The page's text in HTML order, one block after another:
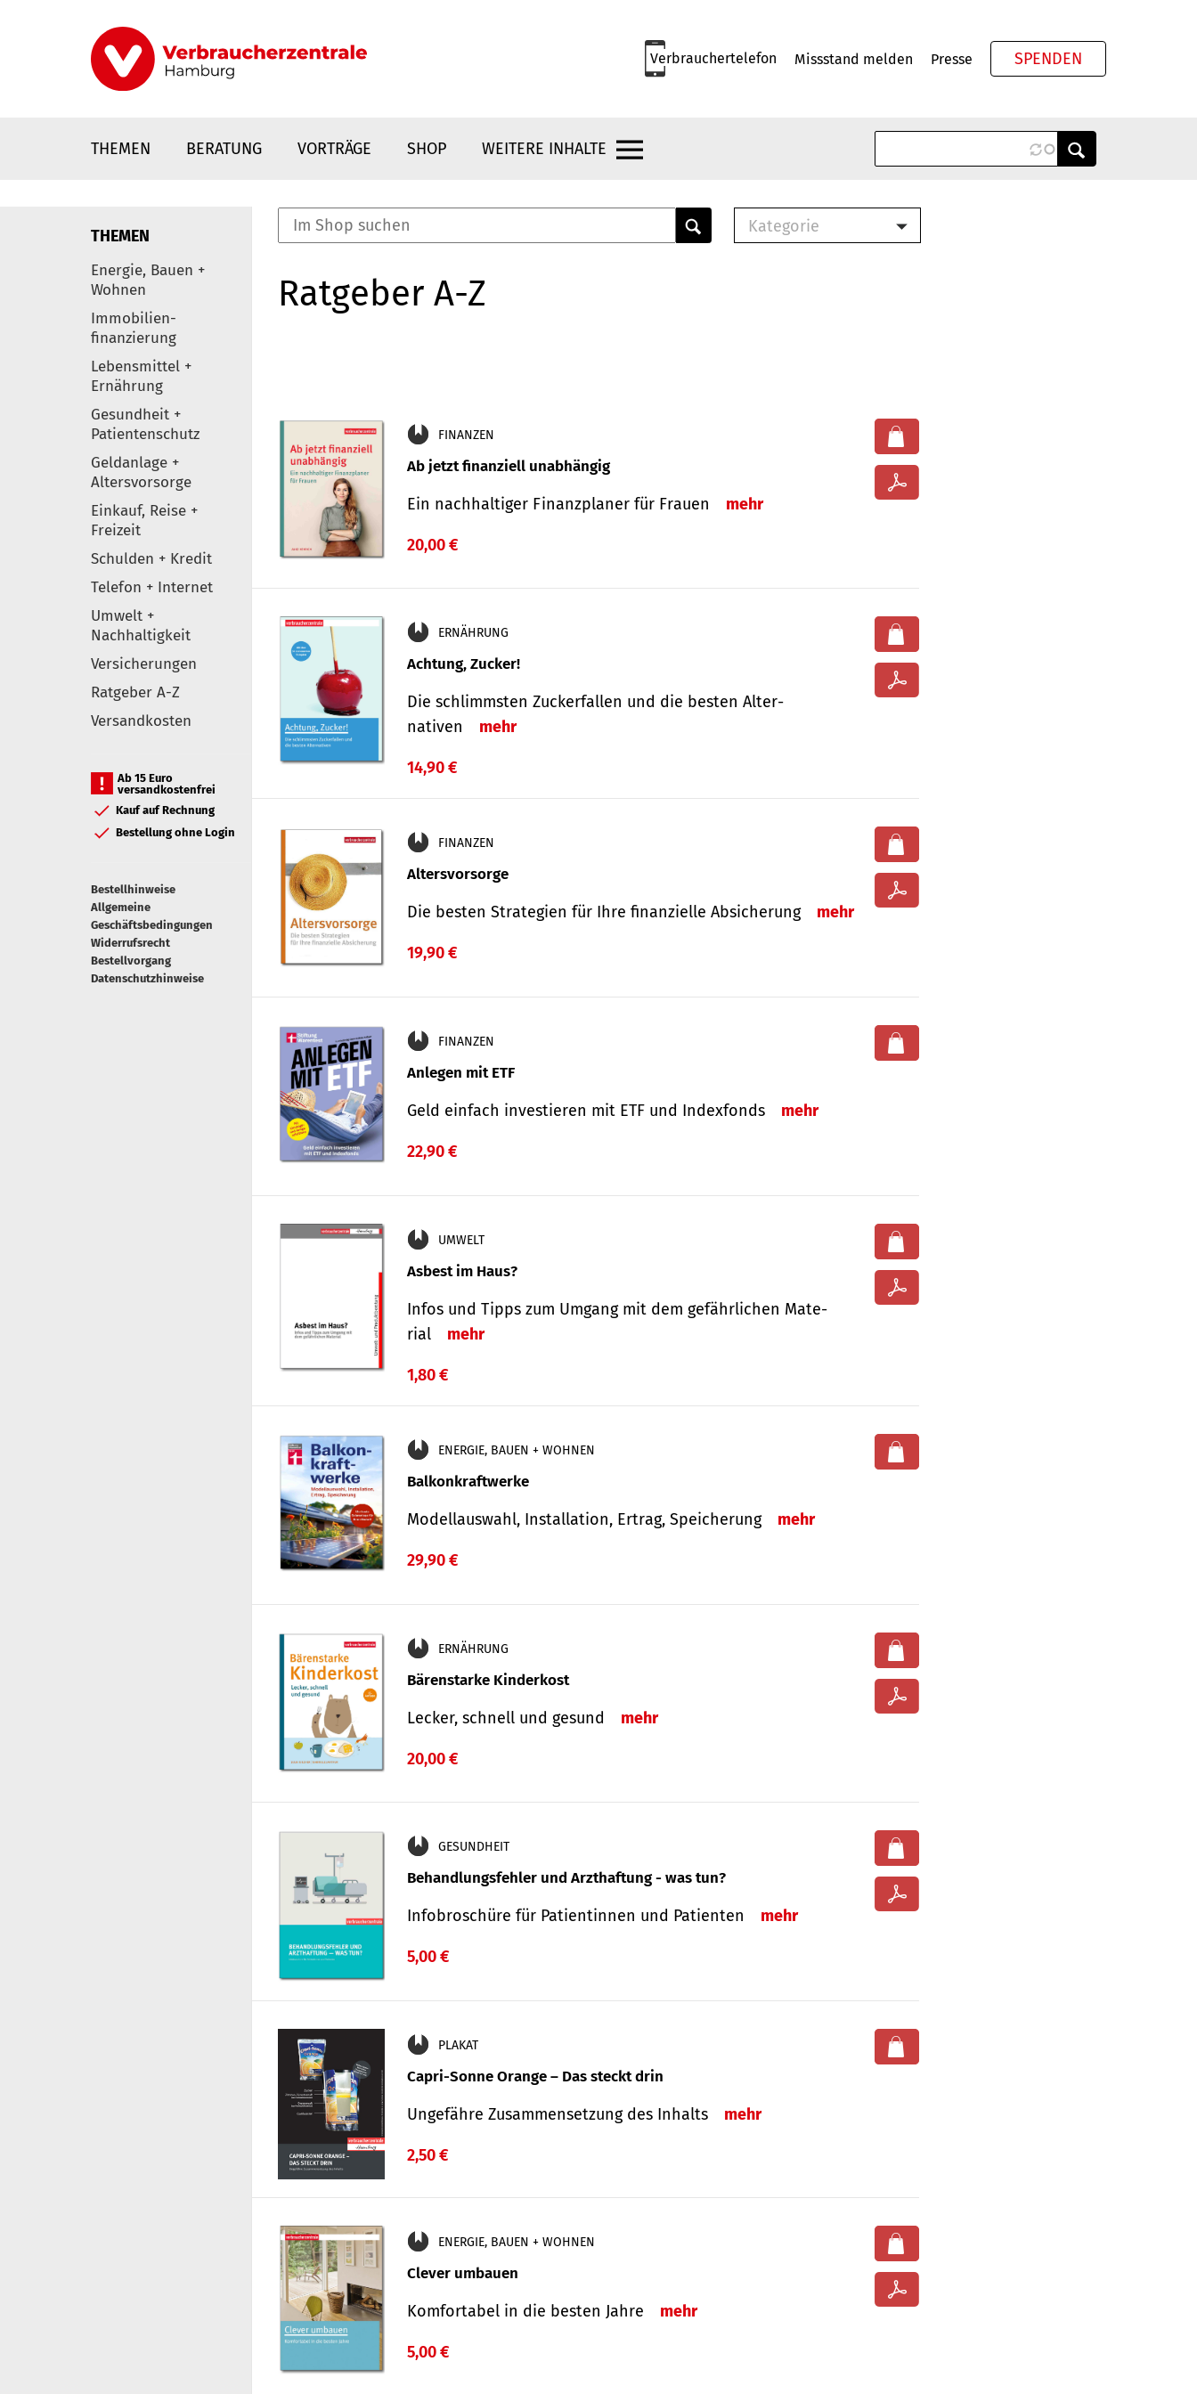
Verbrauchertelefon Missstand melden Presse SPENDEN
THEMEN BERATUNG VORTRÄGE SHOP WEITERE INHALTE
Elemente
THEMEN
Energie, Bauen +
Wohnen
Immobilien-
finanzierung
Lebensmittel +
Ernährung
Gesundheit +
Patientenschutz
Geldanlage +
Altersvorsorge
Einkauf, Reise +
Freizeit
Schulden + Kredit
Telefon + Internet
Umwelt +
Nachhaltigkeit
Versicherungen
Ratgeber A-Z
Versandkosten
Ab 15 Euro
versandkostenfrei
Kauf auf Rechnung
Bestellung ohne Login
Bestellhinweise
Allgemeine
Geschäftsbedingungen
Widerrufsrecht
Bestellvorgang
Datenschutzhinweise
Kategorie
Ratgeber A-Z
FINANZEN
Ab jetzt finanziell unabhängig
Ein nachhaltiger Finanzplaner für Frauen mehr
20,00 €
ERNÄHRUNG
Achtung, Zucker!
Die schlimmsten Zucker­fallen und die besten Alter­
nativen
mehr
14,90 €
FINANZEN
Altersvorsorge
Die besten Strategien für Ihre finanzielle Absicherung mehr
19,90 €
FINANZEN
Anlegen mit ETF
Geld einfach investieren mit ETF und Indexfonds mehr
22,90 €
UMWELT
Asbest im Haus?
Infos und Tipps zum Um­gang mit dem ge­fähr­lichen Mate­
rial
mehr
1,80 €
ENERGIE, BAUEN + WOHNEN
Balkonkraftwerke
Modellauswahl, Installation, Ertrag, Speicherung mehr
29,90 €
ERNÄHRUNG
Bärenstarke Kinderkost
Lecker, schnell und gesund mehr
20,00 €
GESUNDHEIT
Behandlungsfehler und Arzthaftung - was tun?
Infobroschüre für Patientinnen und Patienten mehr
5,00 €
PLAKAT
Capri-Sonne Orange – Das steckt drin
Ungefähre Zu­sammen­setzung des Inhalts mehr
2,50 €
ENERGIE, BAUEN + WOHNEN
Clever umbauen
Komfortabel in die besten Jahre mehr
5,00 €